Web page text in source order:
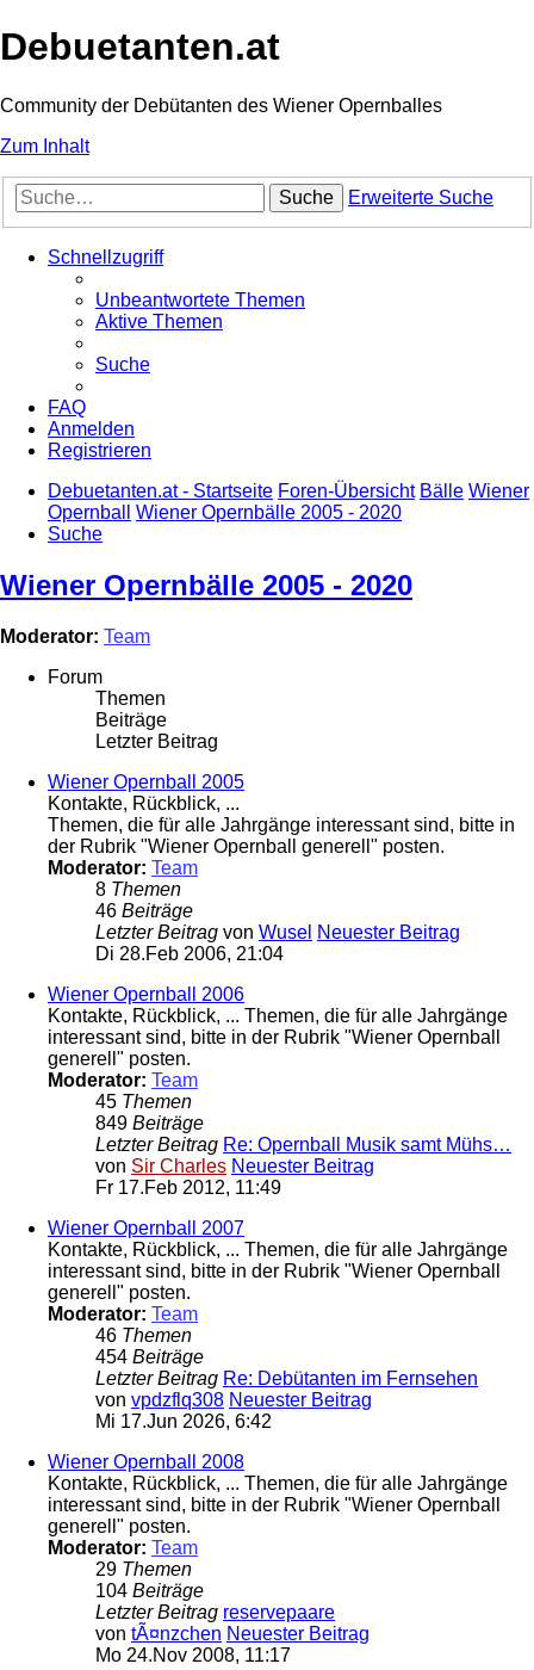
Debuetanten.at
Community der Debütanten des Wiener Opernballes
Zum Inhalt
Suche Erweiterte Suche
Schnellzugriff
Unbeantwortete Themen
Aktive Themen
Suche
FAQ
Anmelden
Registrieren
Debuetanten.at - Startseite Foren-Übersicht Bälle Wiener
Opernball
Wiener Opernbälle 2005 - 2020
Suche
Wiener Opernbälle 2005 - 2020
Moderator: Team
Forum
Themen
Beiträge
Letzter Beitrag
Wiener Opernball 2005
Kontakte, Rückblick, ...
Themen, die für alle Jahrgänge interessant sind, bitte in
der Rubrik "Wiener Opernball generell" posten.
Moderator: Team
8 Themen
46 Beiträge
Letzter Beitrag von Wusel Neuester Beitrag
Di 28.Feb 2006, 21:04
Wiener Opernball 2006
Kontakte, Rückblick, ... Themen, die für alle Jahrgänge
interessant sind, bitte in der Rubrik "Wiener Opernball
generell" posten.
Moderator: Team
45 Themen
849 Beiträge
Letzter Beitrag Re: Opernball Musik samt Mühs…
von Sir Charles Neuester Beitrag
Fr 17.Feb 2012, 11:49
Wiener Opernball 2007
Kontakte, Rückblick, ... Themen, die für alle Jahrgänge
interessant sind, bitte in der Rubrik "Wiener Opernball
generell" posten.
Moderator: Team
46 Themen
454 Beiträge
Letzter Beitrag Re: Debütanten im Fernsehen
von vpdzflq308 Neuester Beitrag
Mi 17.Jun 2026, 6:42
Wiener Opernball 2008
Kontakte, Rückblick, ... Themen, die für alle Jahrgänge
interessant sind, bitte in der Rubrik "Wiener Opernball
generell" posten.
Moderator: Team
29 Themen
104 Beiträge
Letzter Beitrag reservepaare
von tÃ¤nzchen Neuester Beitrag
Mo 24.Nov 2008, 11:17